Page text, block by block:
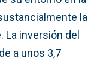
la
La inversión del
a unos 3,7